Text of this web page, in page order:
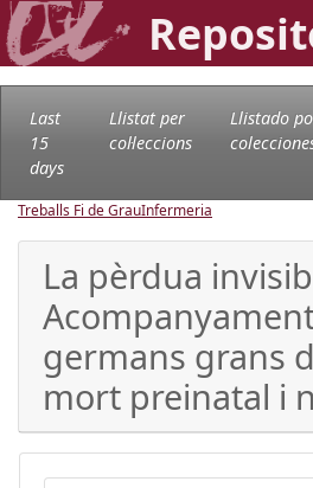
Last
15
days
Llistat per
col·leccions
Llistado
Treballs Fi de GrauInfermeria
La pèrdua
germans grans
mort preinatal i